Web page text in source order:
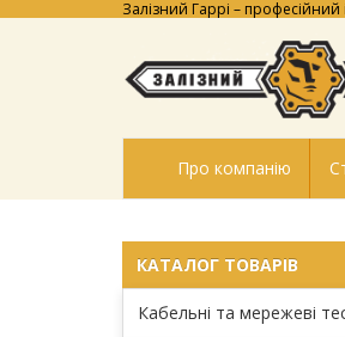
Залізний Гаррі –
Про компанію
КАТАЛОГ ТОВАРІВ
Кабельні та мережеві